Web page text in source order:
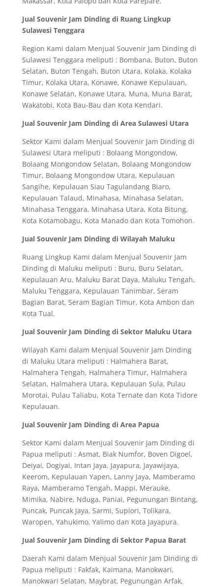
Jual Souvenir Jam Dinding di Ruang Lingkup
Sulawesi Tenggara
Region Kami dalam Menjual Souvenir Jam Dinding di
Sulawesi Tenggara meliputi : Bombana, Buton, Buton
Selatan, Buton Tengah, Buton Utara, Kolaka, Kolaka
Timur, Kolaka Utara, Konawe, Konawe Kepulauan,
Konawe Selatan, Konawe Utara, Muna, Muna Barat,
Wakatobi, Kota Bau-Bau dan Kota Kendari.
Jual Souvenir Jam Dinding di Area Sulawesi Utara
Sektor Kami dalam Menjual Souvenir Jam Dinding di
Sulawesi Utara meliputi : Bolaang Mongondow,
Bolaang Mongondow Selatan, Bolaang Mongondow
Timur, Bolaang Mongondow Utara, Kepulauan
Sangihe, Kepulauan Siau Tagulandang Biaro,
Kepulauan Talaud, Minahasa, Minahasa Selatan,
Minahasa Tenggara, Minahasa Utara, Kota Bitung,
Kota Kotamobagu, Kota Manado dan Kota Tomohon.
Jual Souvenir Jam Dinding di Wilayah Maluku
Ruang Lingkup Kami dalam Menjual Souvenir Jam
Dinding di Maluku meliputi : Buru, Buru Selatan,
Kepulauan Aru, Maluku Barat Daya, Maluku Tengah,
Maluku Tenggara, Kepulauan Tanimbar, Seram
Bagian Barat, Seram Bagian Timur, Kota Ambon dan
Kota Tual.
Jual Souvenir Jam Dinding di Sektor Maluku Utara
Wilayah Kami dalam Menjual Souvenir Jam Dinding
di Maluku Utara meliputi : Halmahera Barat,
Halmahera Tengah, Halmahera Timur, Halmahera
Selatan, Halmahera Utara, Kepulauan Sula, Pulau
Morotai, Pulau Taliabu, Kota Ternate dan Kota Tidore
Kepulauan.
Jual Souvenir Jam Dinding di Area Papua
Sektor Kami dalam Menjual Souvenir Jam Dinding di
Papua meliputi : Asmat, Biak Numfor, Boven Digoel,
Deiyai, Dogiyai, Intan Jaya, Jayapura, Jayawijaya,
Keerom, Kepulauan Yapen, Lanny Jaya, Mamberamo
Raya, Mamberamo Tengah, Mappi, Merauke,
Mimika, Nabire, Nduga, Paniai, Pegunungan Bintang,
Puncak, Puncak Jaya, Sarmi, Supiori, Tolikara,
Waropen, Yahukimo, Yalimo dan Kota Jayapura.
Jual Souvenir Jam Dinding di Sektor Papua Barat
Daerah Kami dalam Menjual Souvenir Jam Dinding di
Papua meliputi : Fakfak, Kaimana, Manokwari,
Manokwari Selatan, Maybrat, Pegunungan Arfak,